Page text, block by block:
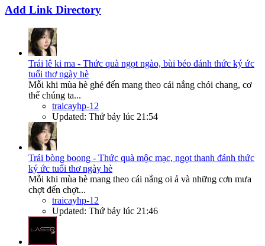
Add Link Directory
Trái lê ki ma - Thức quà ngọt ngào, bùi béo đánh thức ký ức
tuổi thơ ngày hè
Mỗi khi mùa hè ghé đến mang theo cái nắng chói chang, cơ
thể chúng ta...
traicayhp-12
Updated: Thứ bảy lúc 21:54
Trái bòng boong - Thức quà mộc mạc, ngọt thanh đánh thức
ký ức tuổi thơ ngày hè
Mỗi khi mùa hè mang theo cái nắng oi ả và những cơn mưa
chợt đến chợt...
traicayhp-12
Updated: Thứ bảy lúc 21:46